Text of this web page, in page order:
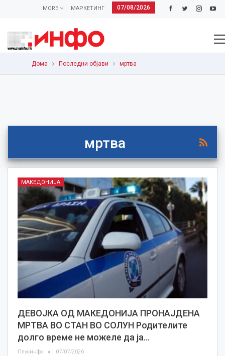
07/08/2026
МАРКЕТИНГ
MORE
Дома Последни објави мртва
мртва
МАКЕДОНИЈА
ДЕВОЈКА ОД МАКЕДОНИЈА ПРОНАЈДЕНА
МРТВА ВО СТАН ВО СОЛУН Родителите
долго време не можеле да ја…
Плусинфо 07/07/2026